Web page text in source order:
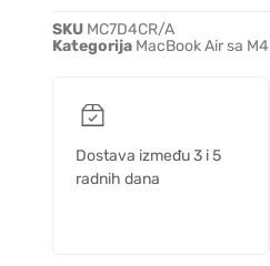
SKU MC7D4CR/A
Kategorija MacBook Air sa
Dostava između 3 i 5
radnih dana